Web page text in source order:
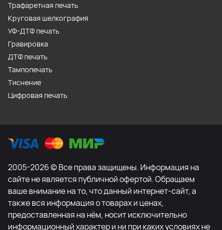
Трафаретная печать
Круговая шелкография
УФ-ДТФ печать
Гравировка
ДТФ печать
Тампопечать
Тиснение
Цифровая печать
2005-2026 © Все права защищены. Информация на
сайте не является публичной офертой. Обращаем
ваше внимание на то, что данный интернет-сайт, а
также вся информация о товарах и ценах,
предоставленная на нём, носит исключительно
информационный характер и ни при каких условиях не